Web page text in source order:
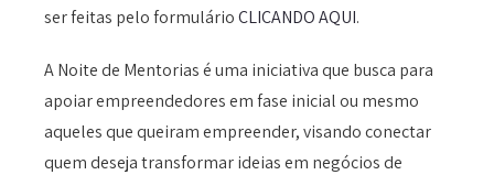
ser feitas pelo formulárioCLICANDO AQUI.
A Noite de Mentorias é uma iniciativa que busca para
apoiar empreendedores em fase inicial ou mesmo
aqueles que queiram empreender, visando conectar
quem deseja transformar ideias em negócios de